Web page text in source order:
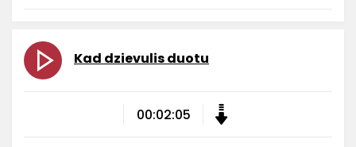
Kad dzievulis duotu
00:02:05